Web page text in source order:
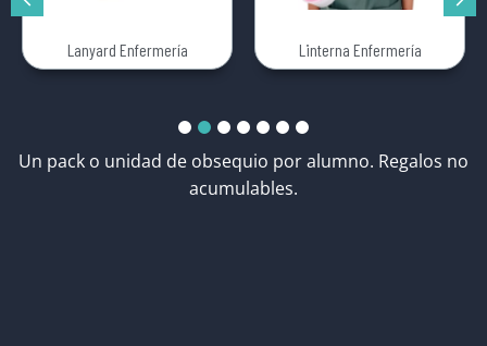
Lanyard Enfermería Linterna Enfermería
Un pack o unidad de obsequio por alumno. Regalos no
acumulables.